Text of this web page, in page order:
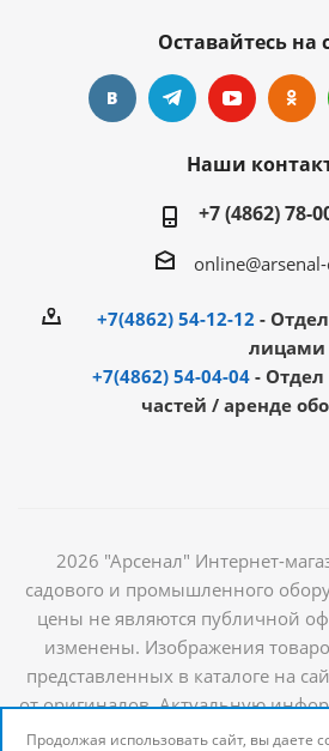
Оставайтесь на
Наши
+7 (4862) 78-
+7(4862) 54-12-12 -
лицами
+7(4862) 54-04-04 -
частей / аренде
2026 "Арсенал" Интернет-
садового и промышленного
цены не являются публичной
изменены. Изображения
представленных в каталоге на
от оригиналов. Актуальную
наличии товаров можно
Продолжая использовать сайт, вы даете